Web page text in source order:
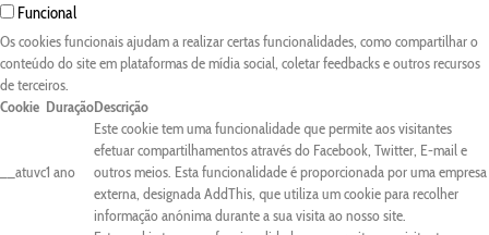
Funcional
Os cookies funcionais ajudam a realizar certas funcionalidades, como compartilhar o
conteúdo do site em plataformas de mídia social, coletar feedbacks e outros recursos
de terceiros.
Cookie DuraçãoDescrição
__atuvc1 ano
Este cookie tem uma funcionalidade que permite aos visitantes
efetuar compartilhamentos através do Facebook, Twitter, E-mail e
outros meios. Esta funcionalidade é proporcionada por uma empresa
externa, designada AddThis, que utiliza um cookie para recolher
informação anónima durante a sua visita ao nosso site.